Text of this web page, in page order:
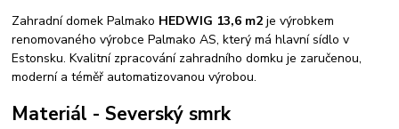
Zahradní domek Palmako HEDWIG 13,6 m2je výrobkem
renomovaného výrobce Palmako AS, který má hlavní sídlo v
Estonsku. Kvalitní zpracování zahradního domku je zaručenou,
moderní a téměř automatizovanou výrobou.
Materiál - Severský smrk